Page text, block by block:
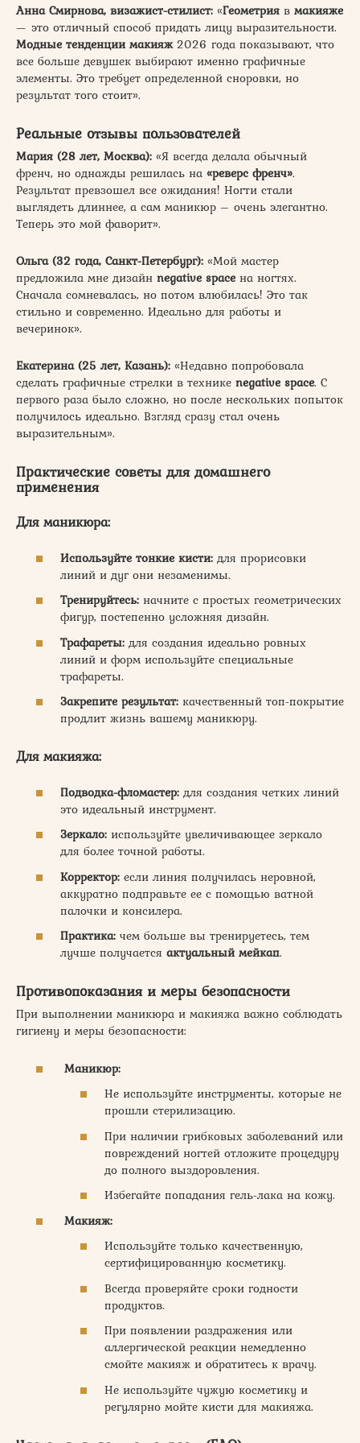
Анна Смирнова, визажист-стилист: «Геометрия в макияже
— это отличный способ придать лицу выразительности.
Модные тенденции макияж2026 года показывают, что
все больше девушек выбирают именно графичные
элементы. Это требует определенной сноровки, но
результат того стоит».
Реальные отзывы пользователей
Мария (28 лет, Москва): «Я всегда делала обычный
френч, но однажды решилась на «реверс френч».
Результат превзошел все ожидания! Ногти стали
выглядеть длиннее, а сам маникюр – очень элегантно.
Теперь это мой фаворит».
Ольга (32 года, Санкт-Петербург): «Мой мастер
предложила мне дизайн negative space на ногтях.
Сначала сомневалась, но потом влюбилась! Это так
стильно и современно. Идеально для работы и
вечеринок».
Екатерина (25 лет, Казань): «Недавно попробовала
сделать графичные стрелки в технике negative space. С
первого раза было сложно, но после нескольких попыток
получилось идеально. Взгляд сразу стал очень
выразительным».
Практические советы для домашнего
применения
Для маникюра:
Используйте тонкие кисти: для прорисовки
линий и дуг они незаменимы.
Тренируйтесь: начните с простых геометрических
фигур, постепенно усложняя дизайн.
Трафареты: для создания идеально ровных
линий и форм используйте специальные
трафареты.
Закрепите результат: качественный топ-покрытие
продлит жизнь вашему маникюру.
Для макияжа:
Подводка-фломастер: для создания четких линий
это идеальный инструмент.
Зеркало: используйте увеличивающее зеркало
для более точной работы.
Корректор: если линия получилась неровной,
аккуратно подправьте ее с помощью ватной
палочки и консилера.
Практика: чем больше вы тренируетесь, тем
лучше получается актуальный мейкап.
Противопоказания и меры безопасности
При выполнении маникюра и макияжа важно соблюдать
гигиену и меры безопасности:
Маникюр:
Не используйте инструменты, которые не
прошли стерилизацию.
При наличии грибковых заболеваний или
повреждений ногтей отложите процедуру
до полного выздоровления.
Избегайте попадания гель-лака на кожу.
Макияж:
Используйте только качественную,
сертифицированную косметику.
Всегда проверяйте сроки годности
продуктов.
При появлении раздражения или
аллергической реакции немедленно
смойте макияж и обратитесь к врачу.
Не используйте чужую косметику и
регулярно мойте кисти для макияжа.